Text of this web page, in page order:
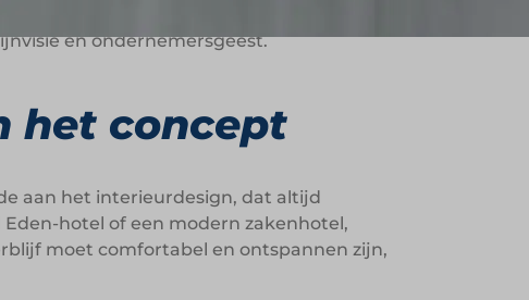
om gasten zich welkom en comfortabel
en ondernemersgeest.
het concept
aan het interieurdesign, dat altijd
hotel of een modern zakenhotel,
moet comfortabel en ontspannen zijn,